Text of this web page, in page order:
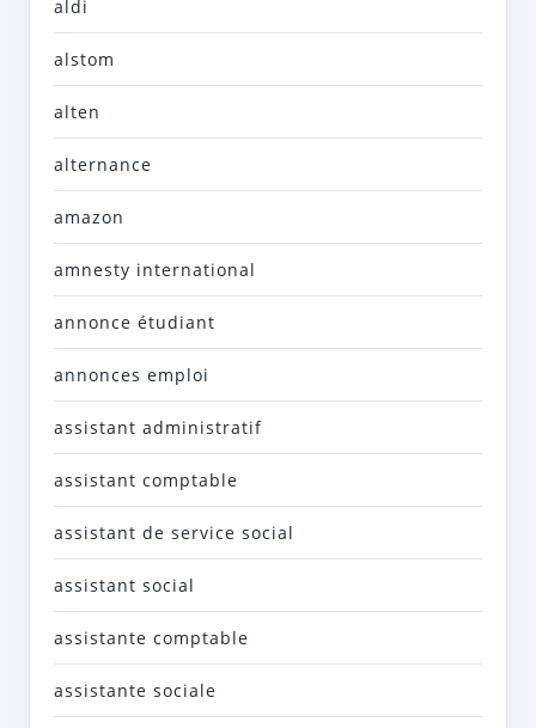
aldi
alstom
alten
alternance
amazon
amnesty international
annonce étudiant
annonces emploi
assistant administratif
assistant comptable
assistant de service social
assistant social
assistante comptable
assistante sociale